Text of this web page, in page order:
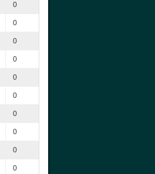
0
0
0
0
0
0
0
0
0
0